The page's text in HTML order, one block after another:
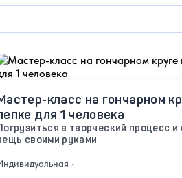
класс на гончарном
для 1 человека
в творческий процесс
своими руками
•